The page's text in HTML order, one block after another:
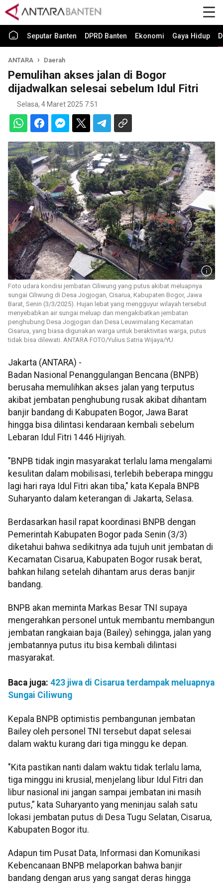
Seputar Banten DPRD Banten Ekonomi Gaya Hidup
ANTARA Daerah
Pemulihan akses jalan di Bogor
dijadwalkan selesai sebelum Idul Fitri
Selasa, 4 Maret 2025 7:51
Foto udara kondisi jembatan Ciliwung yang putus akibat meluapnya
sungai Ciliwung di Desa Jogjogan, Cisarua, Kabupaten Bogor, Jawa
Barat, Senin (3/3/2025). Hujan lebat yang mengguyur wilayah tersebut
menyebabkan air sungai meluap dan mengakibatkan jembatan
penghubung Desa Jogjogan dan Desa Leuwimalang Kecamatan
Cisarua, yang biasa digunakan warga untuk beraktivitas warga, putus
tidak bisa dilewati. ANTARA FOTO/Yulius Satria Wijaya/YU
Jakarta (ANTARA) -
Badan Nasional Penanggulangan Bencana (BNPB)
berusaha memulihkan akses jalan yang terputus
akibat jembatan penghubung rusak akibat dihantam
banjir bandang di Kabupaten Bogor, Jawa Barat
hingga bisa dilintasi kendaraan kembali sebelum
Lebaran Idul Fitri 1446 Hijriyah.
"BNPB tidak ingin masyarakat terlalu lama mengalami
kesulitan dalam mobilisasi, terlebih beberapa minggu
lagi hari raya Idul Fitri akan tiba," kata Kepala BNPB
Suharyanto dalam keterangan di Jakarta, Selasa.
Berdasarkan hasil rapat koordinasi BNPB dengan
Pemerintah Kabupaten Bogor pada Senin (3/3)
diketahui bahwa sedikitnya ada tujuh unit jembatan di
Kecamatan Cisarua, Kabupaten Bogor rusak berat,
bahkan hilang setelah dihantam arus deras banjir
bandang.
BNPB akan meminta Markas Besar TNI supaya
mengerahkan personel untuk membantu membangun
jembatan rangkaian baja (Bailey) sehingga, jalan yang
jembatannya putus itu bisa kembali dilintasi
masyarakat.
Baca juga: 423 jiwa di Cisarua terdampak meluapnya
Sungai Ciliwung
Kepala BNPB optimistis pembangunan jembatan
Bailey oleh personel TNI tersebut dapat selesai
dalam waktu kurang dari tiga minggu ke depan.
"Kita pastikan nanti dalam waktu tidak terlalu lama,
tiga minggu ini krusial, menjelang libur Idul Fitri dan
libur nasional ini jangan sampai jembatan ini masih
putus,” kata Suharyanto yang meninjau salah satu
lokasi jembatan putus di Desa Tugu Selatan, Cisarua,
Kabupaten Bogor itu.
Adapun tim Pusat Data, Informasi dan Komunikasi
Kebencanaan BNPB melaporkan bahwa banjir
bandang dengan arus yang sangat deras hingga